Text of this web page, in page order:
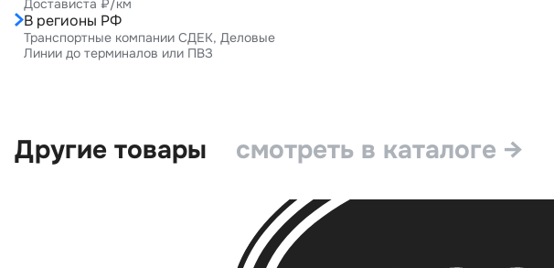
Достависта ₽/км
В регионы РФ
Транспортные компании СДЕК, Деловые
Линии до терминалов или ПВЗ
Другие товары смотреть в каталоге →